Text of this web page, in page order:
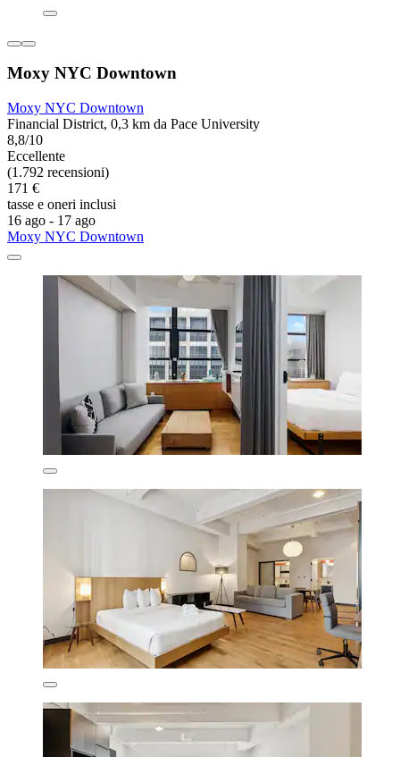
Moxy NYC Downtown
Moxy NYC Downtown
Financial District, 0,3 km da Pace University
8,8/10
Eccellente
(1.792 recensioni)
171 €
tasse e oneri inclusi
16 ago - 17 ago
Moxy NYC Downtown